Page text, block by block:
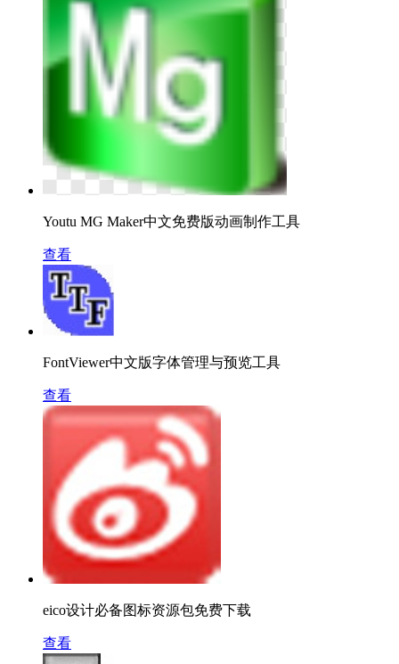
Youtu MG Maker中文免费版动画制作工具
查看
FontViewer中文版字体管理与预览工具
查看
eico设计必备图标资源包免费下载
查看